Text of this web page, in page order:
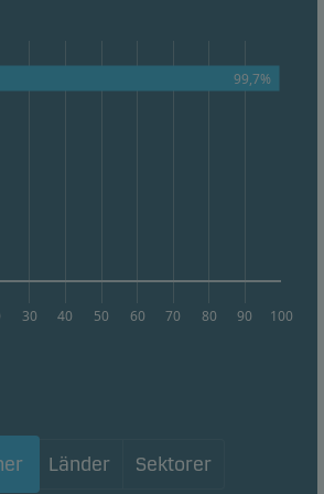
30 40 50 60 70 80 90 100
99,7%
Länder Sektorer
kan tillhandahålla dig relevant